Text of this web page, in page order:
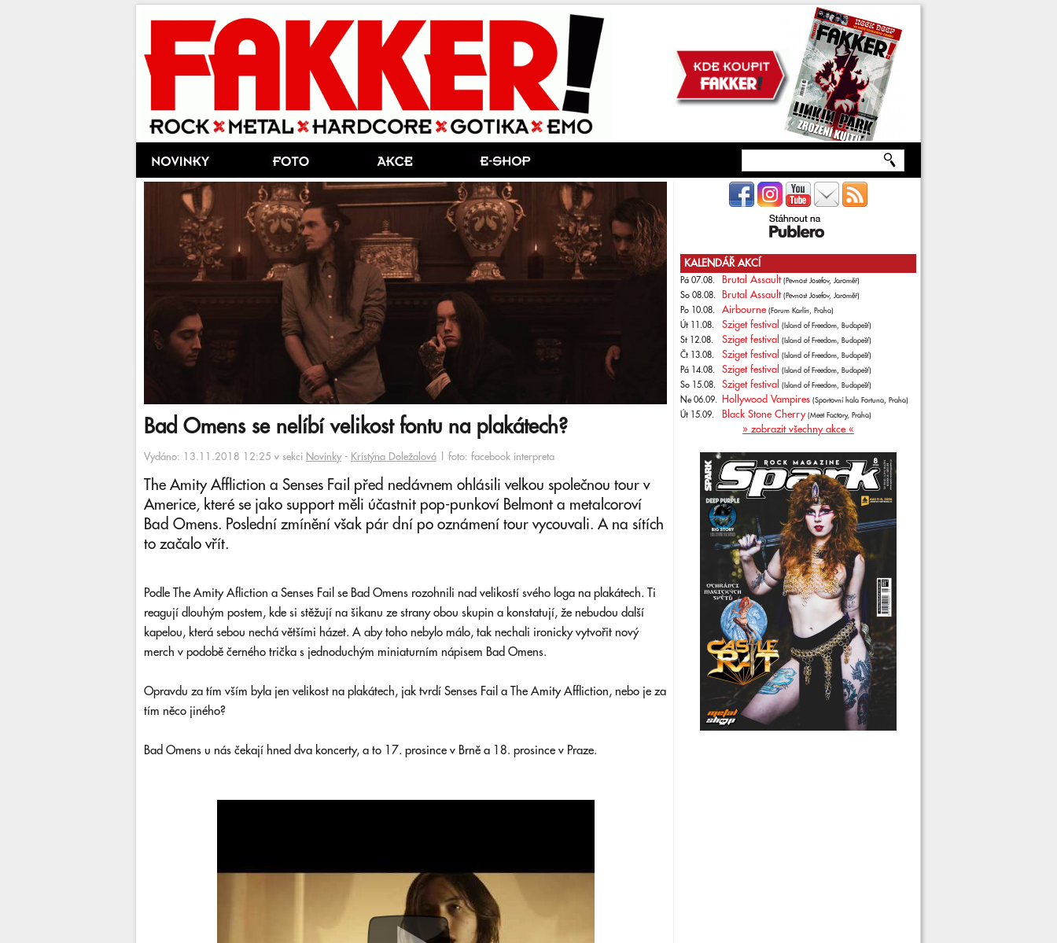
Bad Omens se nelíbí velikost fontu na plakátech?
Vydáno: 13.11.2018 12:25 v sekci Novinky - Kristýna Doležalová | foto: facebook interpreta
The Amity Affliction a Senses Fail před nedávnem ohlásili velkou společnou tour v
Americe, které se jako support měli účastnit pop-punkoví Belmont a metalcoroví
Bad Omens. Poslední zmínění však pár dní po oznámení tour vycouvali. A na sítích
to začalo vřít.
Podle The Amity Afliction a Senses Fail se Bad Omens rozohnili nad velikostí svého loga na plakátech. Ti
reagují dlouhým postem, kde si stěžují na šikanu ze strany obou skupin a konstatují, že nebudou další
kapelou, která sebou nechá většími házet. A aby toho nebylo málo, tak nechali ironicky vytvořit nový
merch v podobě černého trička s jednoduchým miniaturním nápisem Bad Omens.
Opravdu za tím vším byla jen velikost na plakátech, jak tvrdí Senses Fail a The Amity Affliction, nebo je za
tím něco jiného?
Bad Omens u nás čekají hned dva koncerty, a to 17. prosince v Brně a 18. prosince v Praze.
KALENDÁŘ AKCÍ
Pá 07.08. Brutal Assault (Pevnost Josefov, Jaroměř)
So 08.08. Brutal Assault (Pevnost Josefov, Jaroměř)
Po 10.08. Airbourne (Forum Karlín, Praha)
Út 11.08. Sziget festival (Island of Freedom, Budapešť)
St 12.08. Sziget festival (Island of Freedom, Budapešť)
Čt 13.08. Sziget festival (Island of Freedom, Budapešť)
Pá 14.08. Sziget festival (Island of Freedom, Budapešť)
So 15.08. Sziget festival (Island of Freedom, Budapešť)
Ne 06.09. Hollywood Vampires (Sportovní hala Fortuna, Praha)
Út 15.09. Black Stone Cherry (Meet Factory, Praha)
» zobrazit všechny akce «